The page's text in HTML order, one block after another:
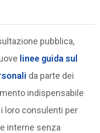
pubblica,
linee guida sul
da parte dei
indispensabile
loro consulenti per
interne senza